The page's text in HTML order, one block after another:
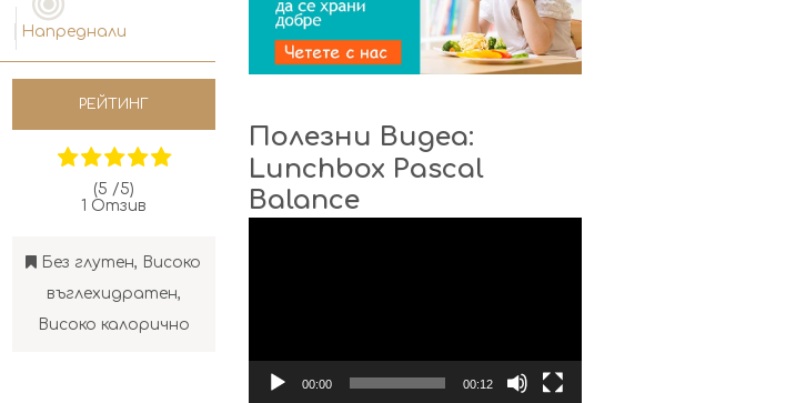
Напреднали
РЕЙТИНГ
(5 /5)
1 Отзив
Без глутен, Високо
въглехидратен,
Високо калорично
Полезни Видеа:
Lunchbox Pascal
Balance
00:00 00:12